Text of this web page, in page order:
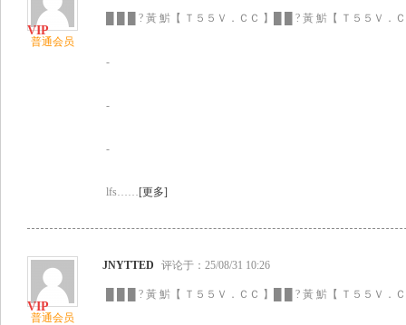
普通会员
█ █ █ ? 黃 魸【 Ｔ５５Ｖ．ＣＣ 】█ █ ? 黃 魸【 Ｔ５５Ｖ．
-
-
-
lfs……[更多]
普通会员
JNYTTED 评论于：25/08/31 10:26
█ █ █ ? 黃 魸【 Ｔ５５Ｖ．ＣＣ 】█ █ ? 黃 魸【 Ｔ５５Ｖ．